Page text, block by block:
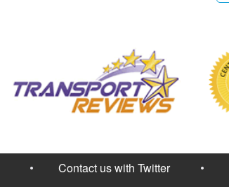
Contact us with Twitter